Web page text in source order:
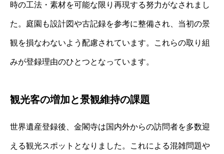
時の工法・素材を可能な限り再現する努力がなされまし
た。庭園も設計図や古記録を参考に整備され、当初の景
観を損なわないよう配慮されています。これらの取り組
みが登録理由のひとつとなっています。
観光客の増加と景観維持の課題
世界遺産登録後、金閣寺は国内外からの訪問者を多数迎
える観光スポットとなりました。これによる混雑問題や